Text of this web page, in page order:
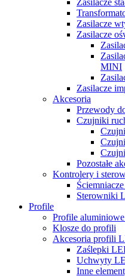
Zasilacze
Zasilacze
Zasilacze
MINI
Zasilacze
Akcesoria
Przewody
Czujniki
Pozostałe
Kontrolery i
Sterowniki
Profile
Profile
Klosze do profili
Akcesoria profili
Zaślepki
Uchwyty
Inne